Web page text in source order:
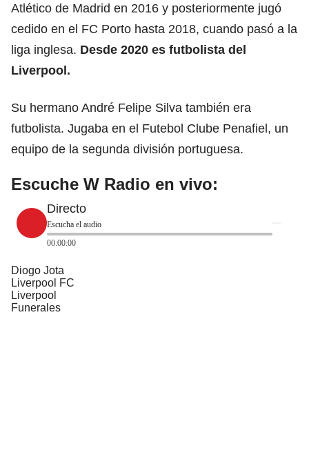
Atlético de Madrid en 2016 y posteriormente jugó
cedido en el FC Porto hasta 2018, cuando pasó a la
liga inglesa. Desde 2020 es futbolista del
Liverpool.
Su hermano André Felipe Silva también era
futbolista. Jugaba en el Futebol Clube Penafiel, un
equipo de la segunda división portuguesa.
Escuche W Radio en vivo:
Directo
Escucha el audio
00:00:00
Diogo Jota
Liverpool FC
Liverpool
Funerales